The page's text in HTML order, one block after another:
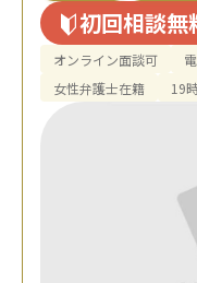
初回相談無
オンライン面談可
女性弁護士在籍
19